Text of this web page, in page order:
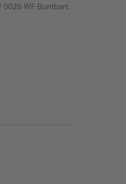
0026 WF Buntbart